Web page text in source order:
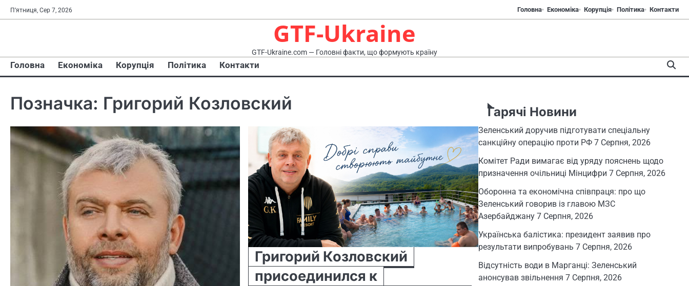
Перейти
до
П’ятниця, Сер 7, 2026 Головна Економіка Корупція Політика Контакти
GTF-Ukraine
GTF-Ukraine.com — Головні факти, що формують країну
Головна Економіка Корупція Політика Контакти
Позначка: Григорий Козловский
Григорий Козловский
присоединился к
Гарячі Новини
Зеленський доручив підготувати спеціальну
санкційну операцію проти РФ 7 Серпня, 2026
Комітет Ради вимагає від уряду пояснень щодо
призначення очільниці Мінцифри 7 Серпня, 2026
Оборонна та економічна співпраця: про що
Зеленський говорив із главою МЗС
Азербайджану 7 Серпня, 2026
Українська балістика: президент заявив про
результати випробувань 7 Серпня, 2026
Відсутність води в Марганці: Зеленський
анонсував звільнення 7 Серпня, 2026